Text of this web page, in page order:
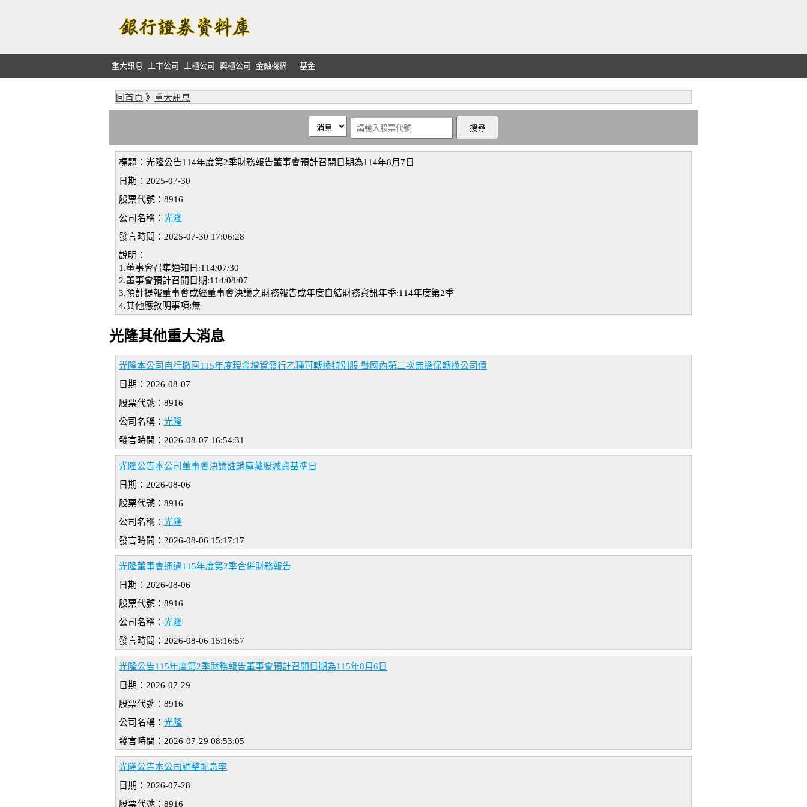
重大訊息 上市公司 上櫃公司 興櫃公司 金融機構 基金
回首頁 》 重大訊息
標題：光隆公告114年度第2季財務報告董事會預計召開日期為114年8月7日
日期：2025-07-30
股票代號：8916
公司名稱： 光隆
發言時間：2025-07-30 17:06:28
說明：
1.董事會召集通知日:114/07/30
2.董事會預計召開日期:114/08/07
3.預計提報董事會或經董事會決議之財務報告或年度自結財務資訊年季:114年度第2季
4.其他應敘明事項:無
光隆其他重大消息
光隆本公司自行撤回115年度現金增資發行乙種可轉換特別股 暨國內第二次無擔保轉換公司債
日期：2026-08-07
股票代號：8916
公司名稱： 光隆
發言時間：2026-08-07 16:54:31
光隆公告本公司董事會決議註銷庫藏股減資基準日
日期：2026-08-06
股票代號：8916
公司名稱： 光隆
發言時間：2026-08-06 15:17:17
光隆董事會通過115年度第2季合併財務報告
日期：2026-08-06
股票代號：8916
公司名稱： 光隆
發言時間：2026-08-06 15:16:57
光隆公告115年度第2季財務報告董事會預計召開日期為115年8月6日
日期：2026-07-29
股票代號：8916
公司名稱： 光隆
發言時間：2026-07-29 08:53:05
光隆公告本公司調整配息率
日期：2026-07-28
股票代號：8916